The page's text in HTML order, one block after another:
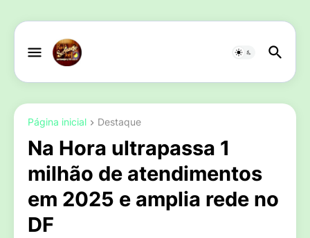
Página inicial Destaque
Na Hora ultrapassa 1
milhão de atendimentos
em 2025 e amplia rede no
DF